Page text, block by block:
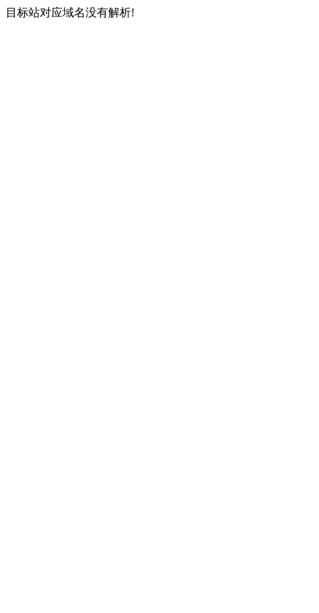
目标站对应域名没有解析!